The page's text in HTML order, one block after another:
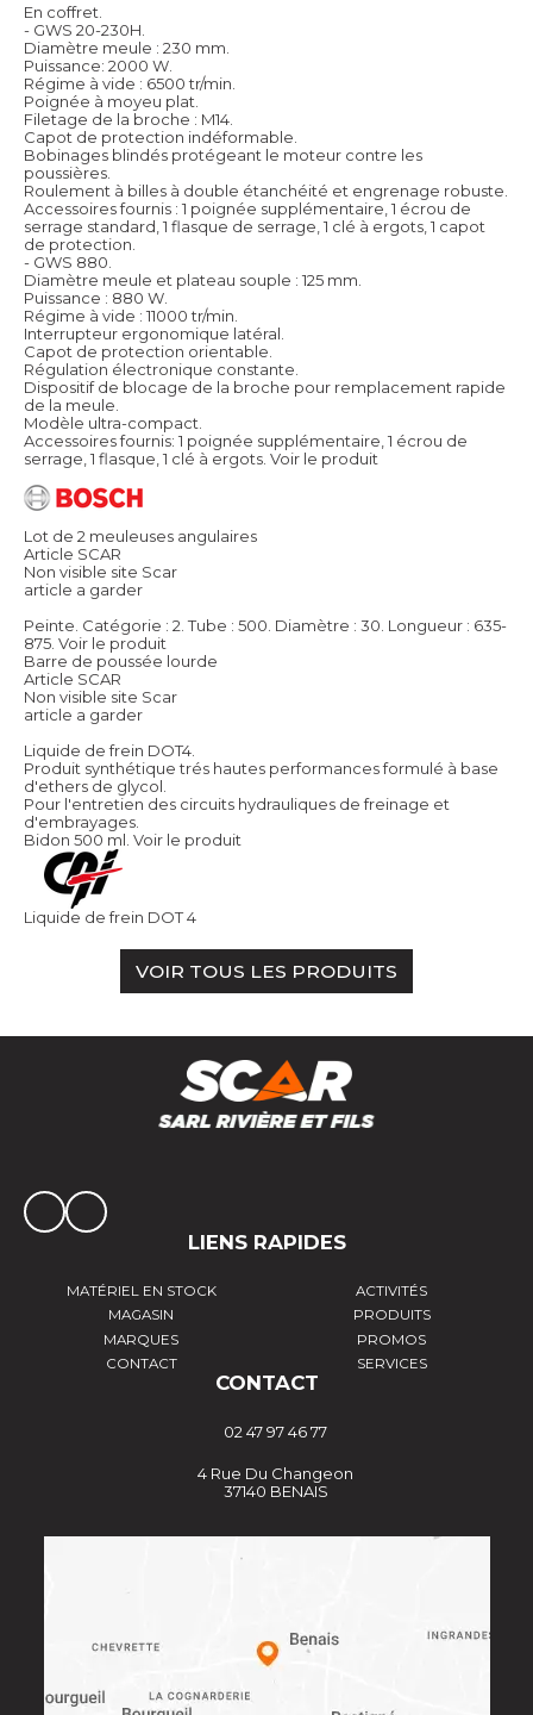
En coffret.
- GWS 20-230H.
Diamètre meule : 230 mm.
Puissance: 2000 W.
Régime à vide : 6500 tr/min.
Poignée à moyeu plat.
Filetage de la broche : M14.
Capot de protection indéformable.
Bobinages blindés protégeant le moteur contre les
poussières.
Roulement à billes à double étanchéité et engrenage robuste.
Accessoires fournis : 1 poignée supplémentaire, 1 écrou de
serrage standard, 1 flasque de serrage, 1 clé à ergots, 1 capot
de protection.
- GWS 880.
Diamètre meule et plateau souple : 125 mm.
Puissance : 880 W.
Régime à vide : 11000 tr/min.
Interrupteur ergonomique latéral.
Capot de protection orientable.
Régulation électronique constante.
Dispositif de blocage de la broche pour remplacement rapide
de la meule.
Modèle ultra-compact.
Accessoires fournis: 1 poignée supplémentaire, 1 écrou de
serrage, 1 flasque, 1 clé à ergots. Voir le produit
Lot de 2 meuleuses angulaires
Article SCAR
Non visible site Scar
article a garder
Peinte. Catégorie : 2. Tube : 500. Diamètre : 30. Longueur : 635-
875. Voir le produit
Barre de poussée lourde
Article SCAR
Non visible site Scar
article a garder
Liquide de frein DOT4.
Produit synthétique trés hautes performances formulé à base
d'ethers de glycol.
Pour l'entretien des circuits hydrauliques de freinage et
d'embrayages.
Bidon 500 ml. Voir le produit
Liquide de frein DOT 4
VOIR TOUS LES PRODUITS
LIENS RAPIDES
MATÉRIEL EN STOCK
ACTIVITÉS
MAGASIN
PRODUITS
MARQUES
PROMOS
CONTACT
SERVICES
CONTACT
02 47 97 46 77
4 Rue Du Changeon
37140 BENAIS